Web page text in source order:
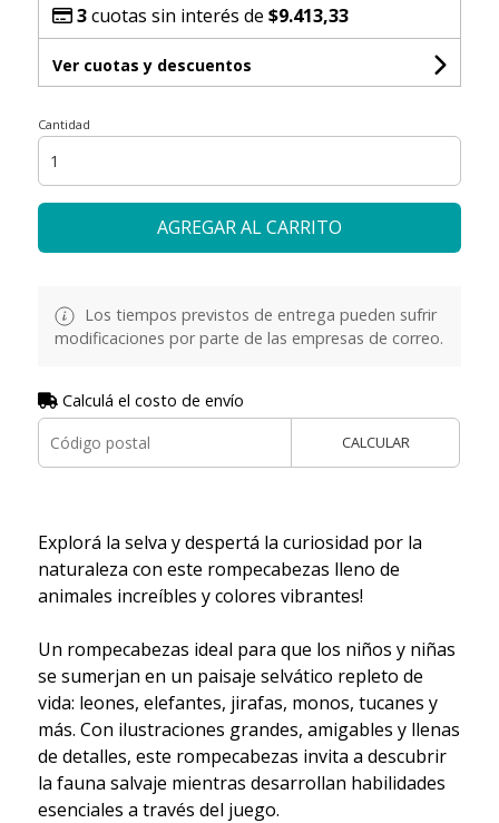
3cuotas sin interés de $9.413,33
Ver cuotas y descuentos
Cantidad
AGREGAR AL CARRITO
Los tiempos previstos de entrega pueden sufrir
modificaciones por parte de las empresas de correo.
Calculá el costo de envío
CALCULAR
Explorá la selva y despertá la curiosidad por la
naturaleza con este rompecabezas lleno de
animales increíbles y colores vibrantes!
Un rompecabezas ideal para que los niños y niñas
se sumerjan en un paisaje selvático repleto de
vida: leones, elefantes, jirafas, monos, tucanes y
más. Con ilustraciones grandes, amigables y llenas
de detalles, este rompecabezas invita a descubrir
la fauna salvaje mientras desarrollan habilidades
esenciales a través del juego.